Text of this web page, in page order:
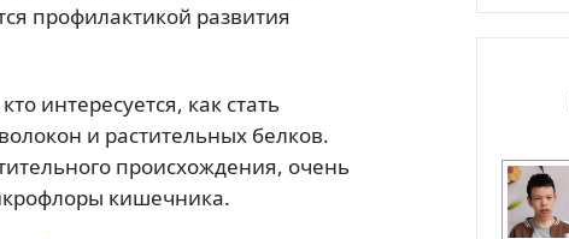
профилактикой развития
интересуется, как стать
и растительных белков.
происхождения, очень
кишечника.